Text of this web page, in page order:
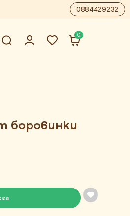
0884429232
0
боровинки